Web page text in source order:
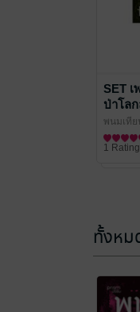
SET
ป่าโล
พนมเทีย
นิยายผจ
1 Rating
ทั้งหม